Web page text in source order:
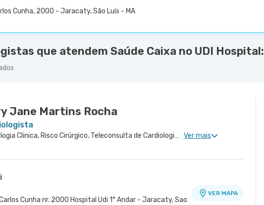
Cunha, 2000 - Jaracaty, São Luís - MA
que atendem Saúde Caixa no UDI Hospital:
Jane Martins Rocha
Cardiologia Clinica, Risco Cirúrgico, Teleconsulta de Cardiologia, Clínica Geral Ver mais
Cunha nr. 2000 Hospital Udi 1° Andar - Jaracaty, Sao
VER MAPA